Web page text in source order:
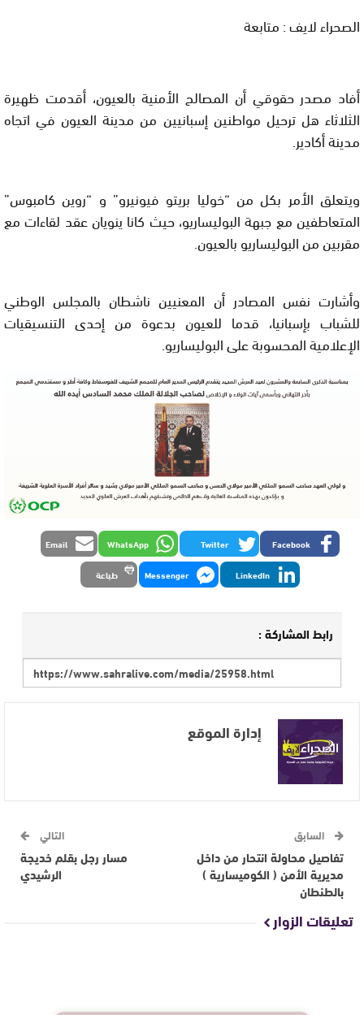
الصحراء لايف : متابعة
أفاد مصدر حقوقي أن المصالح الأمنية بالعيون، أقدمت ظهيرة
الثلاثاء هل ترحيل مواطنين إسبانيين من مدينة العيون في اتجاه
مدينة أكادير.
ويتعلق الأمر بكل من “خوليا بريتو فيونيرو” و “روين كامبوس”
المتعاطفين مع جبهة البوليساريو، حيث كانا ينويان عقد لقاءات مع
مقربين من البوليساريو بالعيون.
وأشارت نفس المصادر أن المعنيين ناشطان بالمجلس الوطني
للشباب بإسبانيا، قدما للعيون بدعوة من إحدى التنسيقيات
الإعلامية المحسوبة على البوليساريو.
Facebook
Twitter
WhatsApp
Email
LinkedIn
Messenger طباعة
رابط المشاركة :
إدارة الموقع
السابق
تفاصيل محاولة انتحار من داخل
مديرية الأمن ( الكوميسارية )
بالطنطان
التالي
مسار رجل بقلم خديجة
الرشيدي
تعليقات الزوار